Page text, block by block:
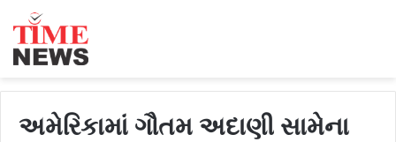
અમેરિકામાં ગૌતમ અદાણી સામેના